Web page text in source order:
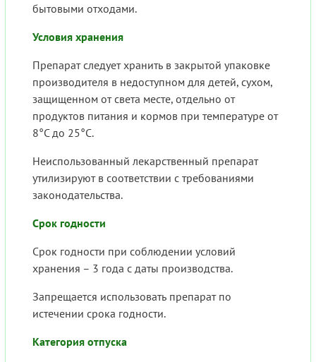
бытовыми отходами.
Условия хранения
Препарат следует хранить в закрытой упаковке
производителя в недоступном для детей, сухом,
защищенном от света месте, отдельно от
продуктов питания и кормов при температуре от
8°C до 25°C.
Неиспользованный лекарственный препарат
утилизируют в соответствии с требованиями
законодательства.
Срок годности
Срок годности при соблюдении условий
хранения – 3 года с даты производства.
Запрещается использовать препарат по
истечении срока годности.
Категория отпуска